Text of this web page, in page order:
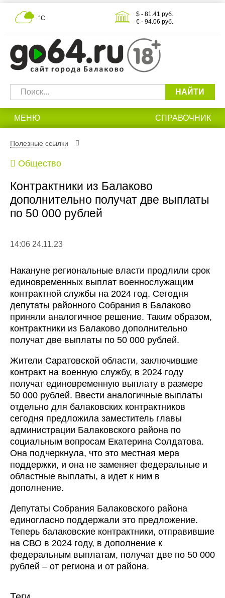
°С
$ - 81.41 руб.
€ - 94.06 руб.
НАЙТИ
МЕНЮ СПРАВОЧНИК
Полезные ссылки
Общество
Контрактники из Балаково
дополнительно получат две выплаты
по 50 000 рублей
14:06 24.11.23
Накануне региональные власти продлили срок
единовременных выплат военнослужащим
контрактной службы на 2024 год. Сегодня
депутаты районного Собрания в Балаково
приняли аналогичное решение. Таким образом,
контрактники из Балаково дополнительно
получат две выплаты по 50 000 рублей.
Жители Саратовской области, заключившие
контракт на военную службу, в 2024 году
получат единовременную выплату в размере
50 000 рублей. Ввести аналогичные выплаты
отдельно для балаковских контрактников
сегодня предложила заместитель главы
администрации Балаковского района по
социальным вопросам Екатерина Солдатова.
Она подчеркнула, что это местная мера
поддержки, и она не заменяет федеральные и
областные выплаты, а идет к ним в
дополнение.
Депутаты Собрания Балаковского района
единогласно поддержали это предложение.
Теперь балаковские контрактники, отправившие
на СВО в 2024 году, в дополнение к
федеральным выплатам, получат две по 50 000
рублей – от региона и от района.